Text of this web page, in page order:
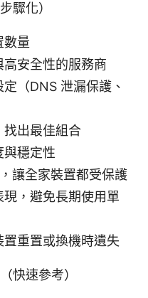
驟化）
數量
安全性的服務商
（DNS 泄漏保護、
找出最佳組合
與穩定性
讓全家裝置都受保護
，避免長期使用單
重置或換機時遺失
快速參考）